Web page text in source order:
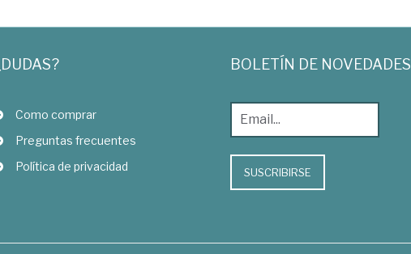
Como comprar
Preguntas frecuentes
Política de privacidad
BOLETÍN DE NOVEDADES
SUSCRIBIRSE